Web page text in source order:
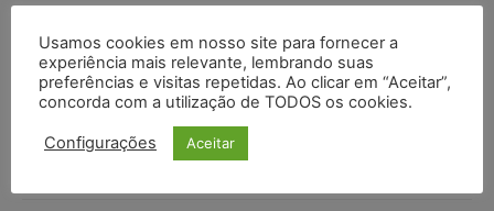
vendia canetas emagrecedoras no local de trabalho
NOTÍCIAS 07/08/2026
Justiça de SP decreta prisão de suspeito investigado na
morte de advogado
Usamos cookies em nosso site para fornecer a
experiência mais relevante, lembrando suas
preferências e visitas repetidas. Ao clicar em “Aceitar”,
concorda com a utilização de TODOS os cookies.
Configurações Aceitar